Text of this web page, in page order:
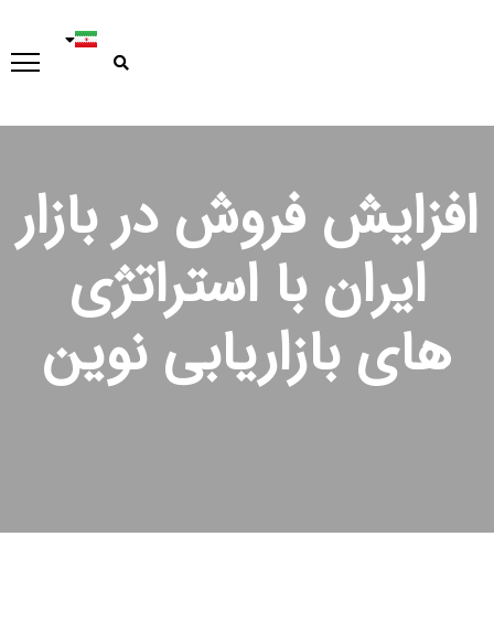
افزایش فروش در بازار
ایران با استراتژی
های بازاریابی نوین